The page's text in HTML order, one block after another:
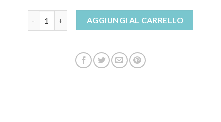
sandali bianchi con tacco quantità
AGGIUNGI AL CARRELLO